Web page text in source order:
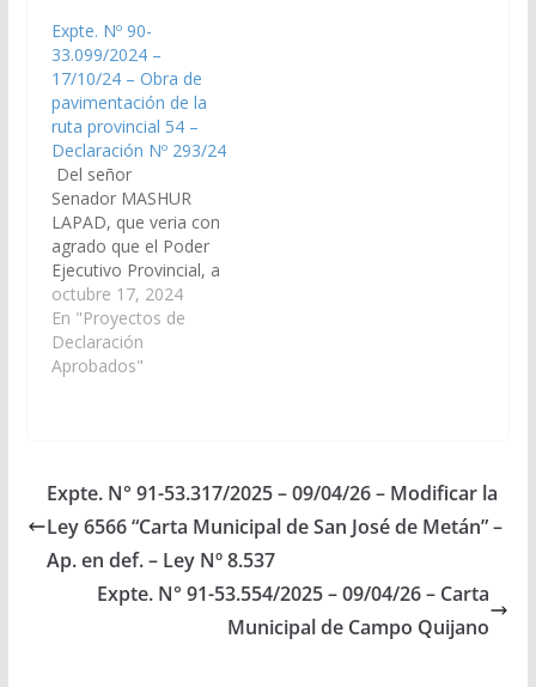
Dirección de Vialidad
de Salta, disponga las
medidas y recursos
necesarios para la
obra de pavimentación
de la ruta…
Expte. Nº 90-
33.099/2024 –
17/10/24 – Obra de
pavimentación de la
ruta provincial 54 –
Declaración Nº 293/24
Del señor
Senador MASHUR
LAPAD, que veria con
agrado que el Poder
Ejecutivo Provincial, a
través del Ministerio de
Economía y servicios
públicos del Ministerio
de Infraestructura y de
necesarias para que se
incluya en el Plan de
Trabajos Públicos del
Presupuesto General
octubre 17, 2024
En "Proyectos de
Declaración
Aprobados"
Expte. N° 91-53.317/2025 – 09/04/26 – Modificar la
Ley 6566 “Carta Municipal de San José de Metán” –
Ap. en def. – Ley Nº 8.537
Expte. N° 91-53.554/2025 – 09/04/26 – Carta
Municipal de Campo Quijano